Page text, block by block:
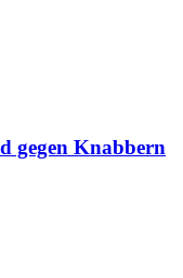
gegen Knabbern